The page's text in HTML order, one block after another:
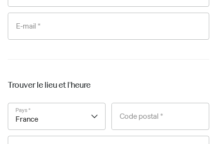
E-mail *
Trouver le lieu et l'heure
France
Pays *
Code postal *